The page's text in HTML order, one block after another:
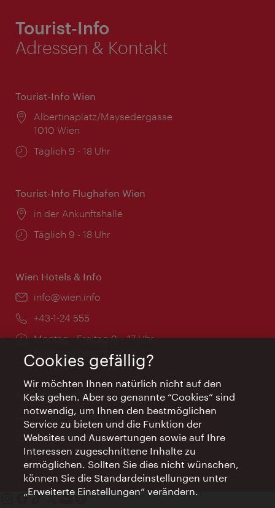
Tourist-Info
Adressen & Kontakt
Tourist-Info Wien
Ort:
Albertinaplatz/Maysedergasse
1010 Wien
Öffnungszeiten:
Täglich 9 - 18 Uhr
Tourist-Info Flughafen Wien
Ort:
in der Ankunftshalle
Öffnungszeiten:
Täglich 9 - 18 Uhr
Wien Hotels & Info
Email:
info@wien.info
Telefon:
+43-1-24 555
Öffnungszeiten:
Montag - Freitag 9 – 17 Uhr
Feiertags geschlossen
AI Concierge Wien
Ort:
concierge.wien.info
Öffnungszeiten:
Informationen rund um die Uhr
Cookies gefällig?
Wir möchten Ihnen natürlich nicht auf den
Keks gehen. Aber so genannte “Cookies” sind
notwendig, um Ihnen den bestmöglichen
Service zu bieten und die Funktion der
Websites und Auswertungen sowie auf Ihre
Interessen zugeschnittene Inhalte zu
ermöglichen. Sollten Sie dies nicht wünschen,
können Sie die Standardeinstellungen unter
„Erweiterte Einstellungen“ verändern.